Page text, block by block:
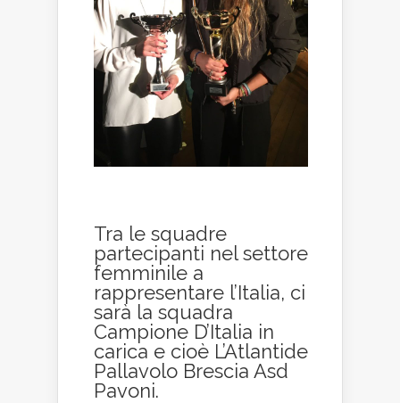
Tra le squadre
partecipanti nel settore
femminile a
rappresentare l’Italia, ci
sarà la squadra
Campione D’Italia in
carica e cioè L’Atlantide
Pallavolo Brescia Asd
Pavoni.